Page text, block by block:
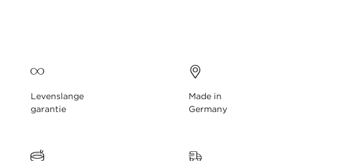
Levenslange
garantie
Made in
Germany